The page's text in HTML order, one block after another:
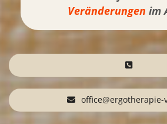
Veränderungen im
office@ergotherapie-